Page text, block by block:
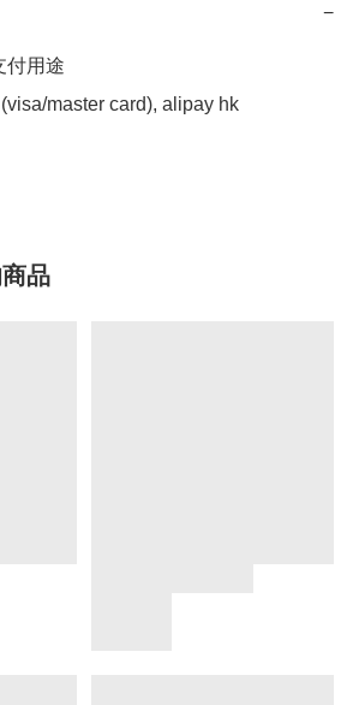
−
付用途
master card), alipay hk
品